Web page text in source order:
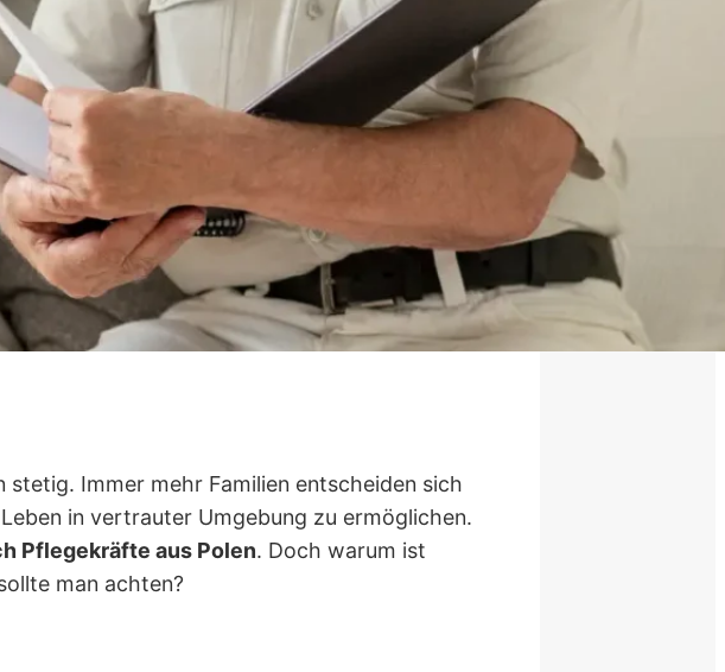
Immer mehr Familien entscheiden sich
in vertrauter Umgebung zu ermöglichen.
Pflegekräfte aus Polen. Doch warum ist
man achten?